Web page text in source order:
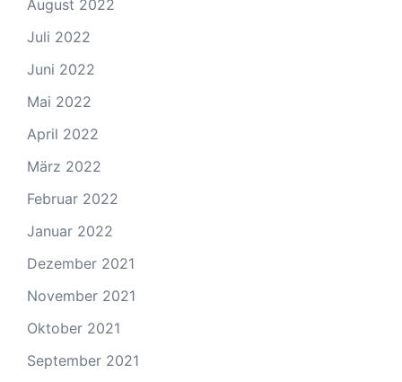
August 2022
Juli 2022
Juni 2022
Mai 2022
April 2022
März 2022
Februar 2022
Januar 2022
Dezember 2021
November 2021
Oktober 2021
September 2021